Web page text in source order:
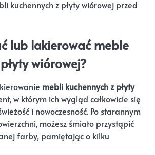
lub lakierować meble
wiórowej?
mebli kuchennych z płyty
w którym ich wygląd całkowicie się
i nowoczesność. Po starannym
możesz śmiało przystąpić
farby, pamiętając o kilku